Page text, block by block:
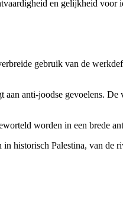
en gelijkheid voor
gebruik van de
anti-joodse gevoelens.
worden in een brede
historisch Palestina, van de